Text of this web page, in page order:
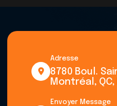
Adresse
8780 Boul.
Montréal, QC,
Envoyer Message